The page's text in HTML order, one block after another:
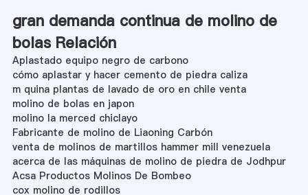
gran demanda continua de molino de
bolas Relación
Aplastado equipo negro de carbono
cómo aplastar y hacer cemento de piedra caliza
m quina plantas de lavado de oro en chile venta
molino de bolas en japon
molino la merced chiclayo
Fabricante de molino de Liaoning Carbón
venta de molinos de martillos hammer mill venezuela
acerca de las máquinas de molino de piedra de Jodhpur
Acsa Productos Molinos De Bombeo
cox molino de rodillos